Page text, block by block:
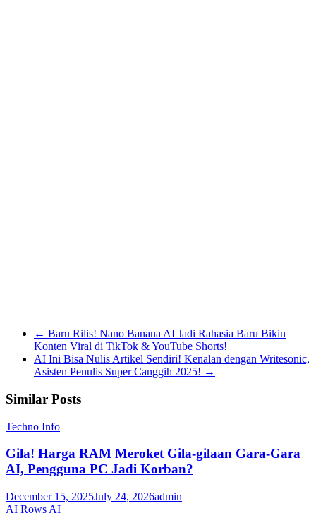
← Baru Rilis! Nano Banana AI Jadi Rahasia Baru Bikin
Konten Viral di TikTok & YouTube Shorts!
AI Ini Bisa Nulis Artikel Sendiri! Kenalan dengan Writesonic,
Asisten Penulis Super Canggih 2025! →
Similar Posts
Techno Info
Gila! Harga RAM Meroket Gila-gilaan Gara-Gara
AI, Pengguna PC Jadi Korban?
December 15, 2025July 24, 2026admin
AI Rows AI